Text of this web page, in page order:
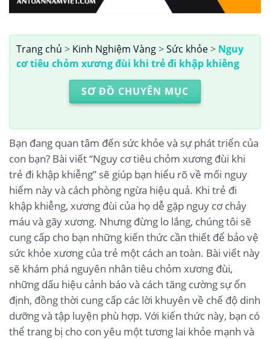
Trang chủ > Kinh Nghiệm Vàng>Sức khỏe> Nguy
cơ tiêu chỏm xương đùi khi trẻ đi khập khiễng
SƠ ĐỒ CHUYÊN MỤC
Bạn đang quan tâm đến sức khỏe và sự phát triển của
con bạn? Bài viết “Nguy cơ tiêu chỏm xương đùi khi
trẻ đi khập khiễng” sẽ giúp bạn hiểu rõ về mối nguy
hiểm này và cách phòng ngừa hiệu quả. Khi trẻ đi
khập khiễng, xương đùi của họ dễ gặp nguy cơ chảy
máu và gãy xương. Nhưng đừng lo lắng, chúng tôi sẽ
cung cấp cho bạn những kiến thức cần thiết để bảo vệ
sức khỏe xương của trẻ một cách an toàn. Bài viết này
sẽ khám phá nguyên nhân tiêu chỏm xương đùi,
những dấu hiệu cảnh báo và cách tăng cường sự ổn
định, đồng thời cung cấp các lời khuyên về chế độ dinh
dưỡng và tập luyện phù hợp. Với kiến thức này, bạn có
thể trang bị cho con yêu một tương lai khỏe mạnh và